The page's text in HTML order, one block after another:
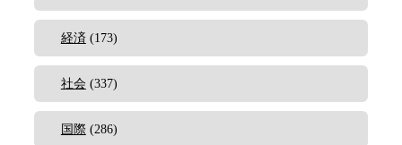
経済(173)
社会(337)
国際 (286)